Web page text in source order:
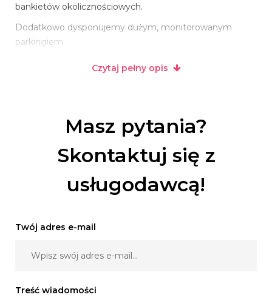
bankietów okolicznościowych.
Dodatkowo dysponujemy dużym, monitorowanym
parkingiem.
Czytaj pełny opis
Masz pytania?
Skontaktuj się z
usługodawcą!
Twój adres e-mail
Treść wiadomości